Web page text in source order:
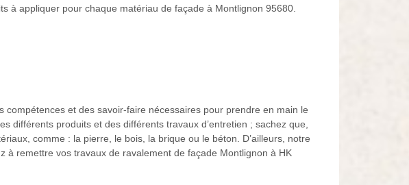
à appliquer pour chaque matériau de façade à Montlignon 95680.
et des savoir-faire nécessaires pour prendre en main le
différents produits et des différents travaux d’entretien ; sachez que,
comme : la pierre, le bois, la brique ou le béton. D’ailleurs, notre
à remettre vos travaux de ravalement de façade Montlignon à HK